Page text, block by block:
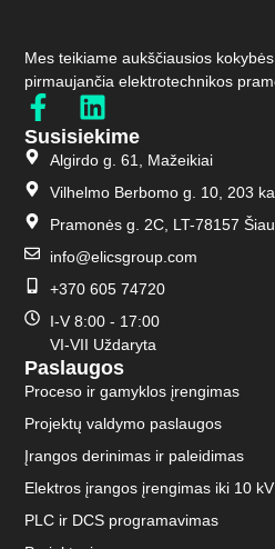
Mes teikiame aukščiausios
pirmaujančia elektrotechnikos
Paslaugos
Proceso ir gamyklos įrengimas
Projektų valdymo paslaugos
Įrangos derinimas ir paleidimas
Elektros įrangos įrengimas iki 10 kV
PLC ir DCS programavimas
Susisiekime
Algirdo g. 61, Mažeikiai
Vilhelmo Berbomo g. 10, 203
Pramonės g. 2C, LT-78157
info@elicsgroup.com
+370 605 74720
I-V 8:00 - 17:00
VI-VII Uždaryta